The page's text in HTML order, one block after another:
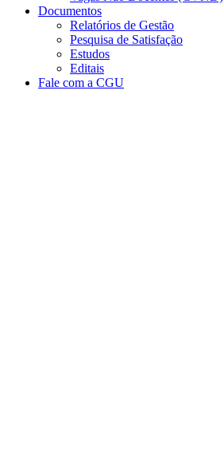
Documentos
Relatórios de Gestão
Pesquisa de Satisfação
Estudos
Editais
Fale com a CGU